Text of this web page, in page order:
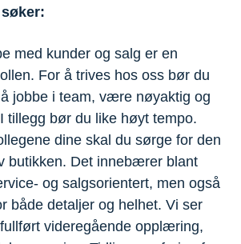
med kunder og salg er en
For å trives hos oss bør du
jobbe i team, være nøyaktig og
tillegg bør du like høyt tempo.
dine skal du sørge for den
butikken. Det innebærer blant
og salgsorientert, men også
både detaljer og helhet. Vi ser
videregående opplæring,